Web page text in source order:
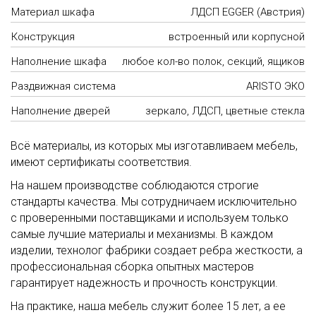
Материал шкафа
ЛДСП EGGER (Австрия)
Конструкция
встроенный или корпусной
Наполнение шкафа
любое кол-во полок, секций, ящиков
Раздвижная система
ARISTO ЭКО
Наполнение дверей
зеркало, ЛДСП, цветные стекла
Всё материалы, из которых мы изготавливаем мебель,
имеют сертификаты соответствия.
На нашем производстве соблюдаются строгие
стандарты качества. Мы сотрудничаем исключительно
с проверенными поставщиками и используем только
самые лучшие материалы и механизмы. В каждом
изделии, технолог фабрики создает ребра жесткости, а
профессиональная сборка опытных мастеров
гарантирует надежность и прочность конструкции.
На практике, наша мебель служит более 15 лет, а ее